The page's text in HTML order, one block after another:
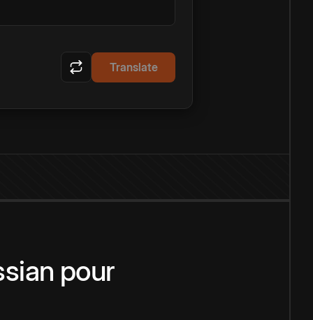
Translate
pour